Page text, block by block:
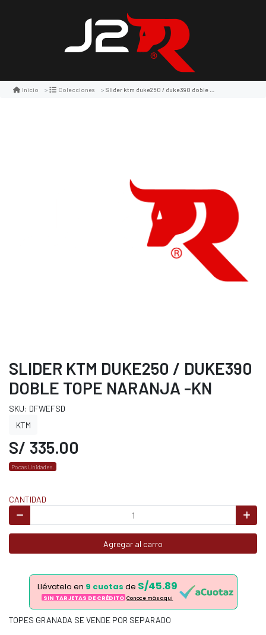
Inicio Colecciones Slider ktm duke250 / duke390 doble tope naranja -kn
SLIDER KTM DUKE250 / DUKE390
DOBLE TOPE NARANJA -KN
SKU: DFWEFSD
KTM
S/ 335.00
Pocas Unidades.
CANTIDAD
Agregar al carro
Llévatelo en 9 cuotas de S/45.89
SIN TARJETAS DE CRÉDITO Conoce más aqui
TOPES GRANADA SE VENDE POR SEPARADO